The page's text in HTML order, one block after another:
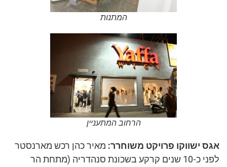
המתנות
הרחוב המתעניין
אגס ישווקו פרויקט משוחרר: מאיר כהן רכש מארנסטר
לפני כ-10 שנים קרקע בשכונת סנהדריה (מתחת הר